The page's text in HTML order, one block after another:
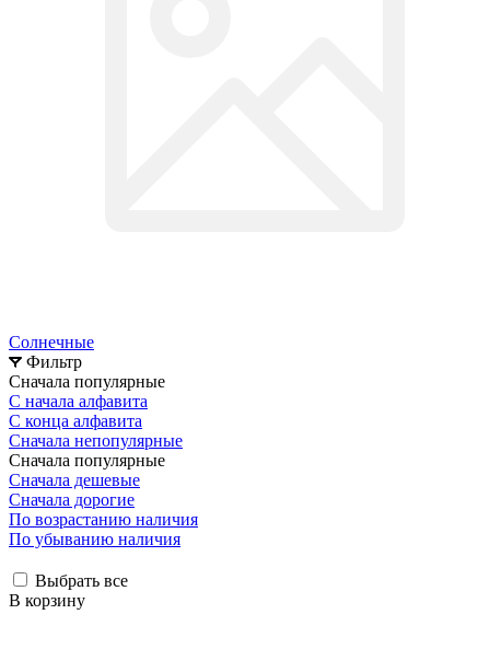
Солнечные
Фильтр
Сначала популярные
С начала алфавита
С конца алфавита
Сначала непопулярные
Сначала популярные
Сначала дешевые
Сначала дорогие
По возрастанию наличия
По убыванию наличия
Выбрать все
В корзину